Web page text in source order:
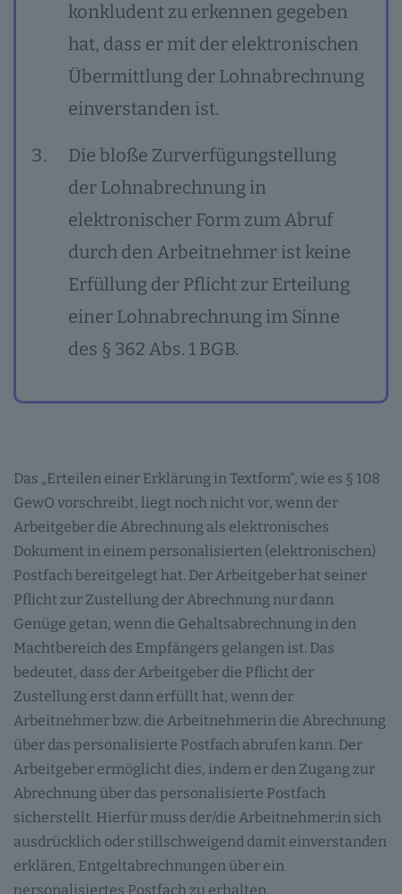
konkludent zu erkennen gegeben
hat, dass er mit der elektronischen
Übermittlung der Lohnabrechnung
einverstanden ist.
Die bloße Zurverfügungstellung
der Lohnabrechnung in
elektronischer Form zum Abruf
durch den Arbeitnehmer ist keine
Erfüllung der Pflicht zur Erteilung
einer Lohnabrechnung im Sinne
des § 362 Abs. 1 BGB.
Das „Erteilen einer Erklärung in Textform“, wie es § 108
GewO vorschreibt, liegt noch nicht vor, wenn der
Arbeitgeber die Abrechnung als elektronisches
Dokument in einem personalisierten (elektronischen)
Postfach bereitgelegt hat. Der Arbeitgeber hat seiner
Pflicht zur Zustellung der Abrechnung nur dann
Genüge getan, wenn die Gehaltsabrechnung in den
Machtbereich des Empfängers gelangen ist. Das
bedeutet, dass der Arbeitgeber die Pflicht der
Zustellung erst dann erfüllt hat, wenn der
Arbeitnehmer bzw. die Arbeitnehmerin die Abrechnung
über das personalisierte Postfach abrufen kann. Der
Arbeitgeber ermöglicht dies, indem er den Zugang zur
Abrechnung über das personalisierte Postfach
sicherstellt. Hierfür muss der/die Arbeitnehmer:in sich
ausdrücklich oder stillschweigend damit einverstanden
erklären, Entgeltabrechnungen über ein
personalisiertes Postfach zu erhalten.